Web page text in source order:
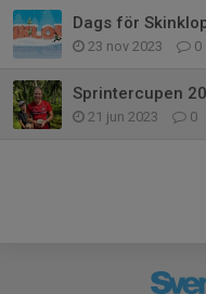
Dags för
23 nov 2023 0
Sprintercupen
21 jun 2023 0